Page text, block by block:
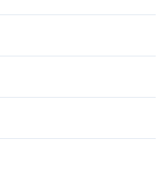
z omyvatelného materiálu,
protiskluzová vrstva.